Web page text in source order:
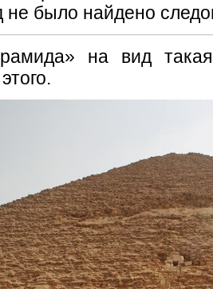
не было найдено
на вид